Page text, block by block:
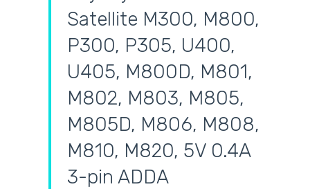
Satellite M300, M800,
P300, P305, U400,
U405, M800D, M801,
M802, M803, M805,
M805D, M806, M808,
M810, M820, 5V 0.4A
3-pin ADDA